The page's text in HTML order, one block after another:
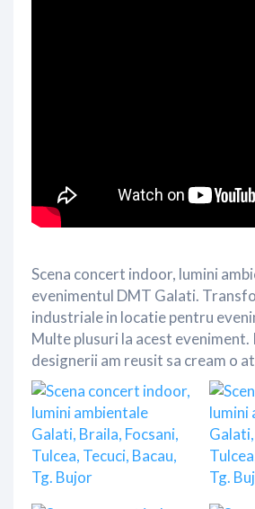
Scena concert indoor, lumini
evenimentul DMT Galati.
industriale in locatie pentru
Multe plusuri la acest eveniment.
designerii am reusit sa cream o